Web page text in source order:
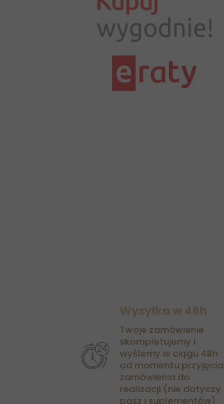
Wysyłka w 48h
Twoje zamówienie
skompletujemy i
wyślemy w ciągu 48h
od momentu przyjęcia
zamówienia do
realizacji (nie dotyczy
pasz i suplementów)